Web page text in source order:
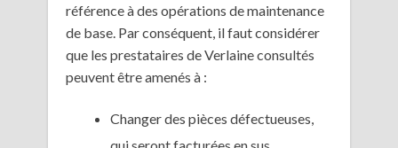
référence à des opérations de maintenance
de base. Par conséquent, il faut considérer
que les prestataires de Verlaine consultés
peuvent être amenés à :
Changer des pièces défectueuses,